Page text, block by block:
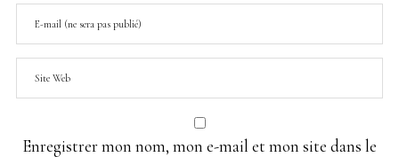
Enregistrer mon nom, mon e-mail et mon site dans le